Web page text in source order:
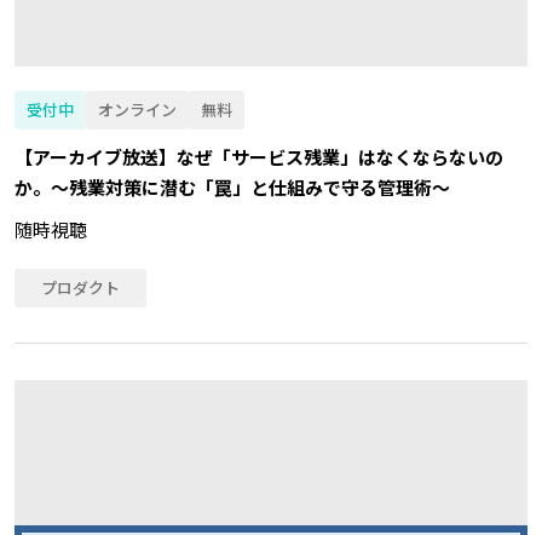
受付中 オンライン 無料
【アーカイブ放送】なぜ「サービス残業」はなくならないの
か。～残業対策に潜む「罠」と仕組みで守る管理術～
随時視聴
プロダクト